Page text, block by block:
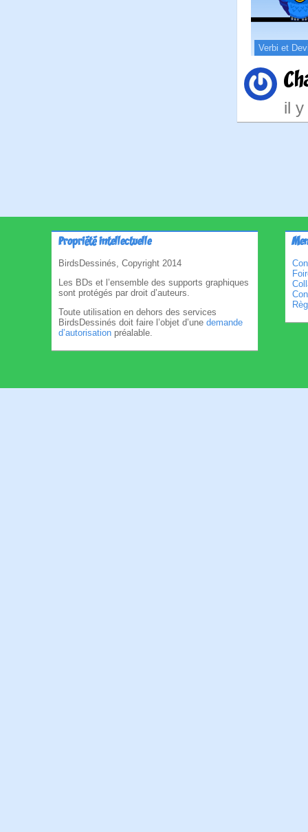
Verbi et
il
Propriété intellectuelle
BirdsDessinés, Copyright 2014
Les BDs et l’ensemble des supports graphiques
sont protégés par droit d’auteurs.
Toute utilisation en dehors des services
BirdsDessinés doit faire l’objet d’une demande
d’autorisation préalable.